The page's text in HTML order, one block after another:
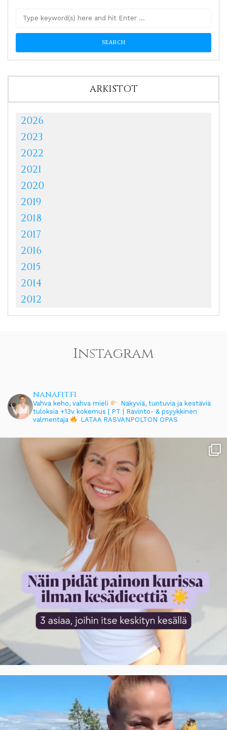
ARKISTOT
2026
2023
2022
2021
2020
2019
2018
2017
2016
2015
2014
2012
Instagram
nanafit.fi
Vahva keho, vahva mieli
Näkyviä, tuntuvia ja kestäviä
tuloksia +13v kokemus | PT | Ravinto- & psyykkinen
valmentaja
LATAA RASVANPOLTON OPAS